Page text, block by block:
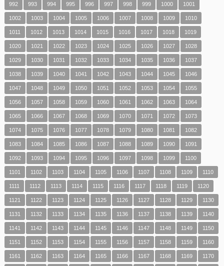
992 993 994 995 996 997 998 999 1000 1001
1002 1003 1004 1005 1006 1007 1008 1009 1010
1011 1012 1013 1014 1015 1016 1017 1018 1019
1020 1021 1022 1023 1024 1025 1026 1027 1028
1029 1030 1031 1032 1033 1034 1035 1036 1037
1038 1039 1040 1041 1042 1043 1044 1045 1046
1047 1048 1049 1050 1051 1052 1053 1054 1055
1056 1057 1058 1059 1060 1061 1062 1063 1064
1065 1066 1067 1068 1069 1070 1071 1072 1073
1074 1075 1076 1077 1078 1079 1080 1081 1082
1083 1084 1085 1086 1087 1088 1089 1090 1091
1092 1093 1094 1095 1096 1097 1098 1099 1100
1101 1102 1103 1104 1105 1106 1107 1108 1109 1110
1111 1112 1113 1114 1115 1116 1117 1118 1119 1120
1121 1122 1123 1124 1125 1126 1127 1128 1129 1130
1131 1132 1133 1134 1135 1136 1137 1138 1139 1140
1141 1142 1143 1144 1145 1146 1147 1148 1149 1150
1151 1152 1153 1154 1155 1156 1157 1158 1159 1160
1161 1162 1163 1164 1165 1166 1167 1168 1169 1170